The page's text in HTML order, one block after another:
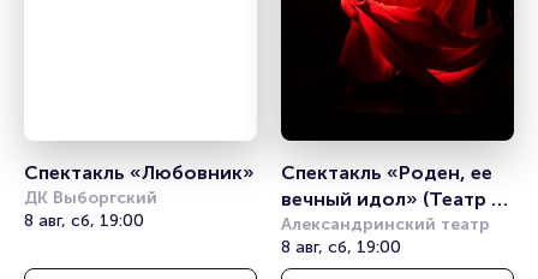
Спектакль «Любовник»
ДК Выборгский
8 авг, сб, 19:00
Спектакль «Роден, ее
вечный идол» (Театр
балета Б. Эйфмана)
Александринский театр
8 авг, сб, 19:00